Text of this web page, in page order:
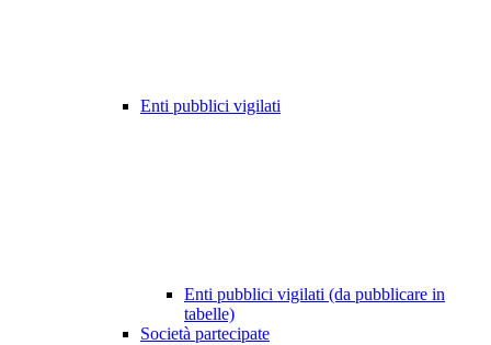
Enti pubblici vigilati
Enti pubblici vigilati (da pubblicare in
tabelle)
Società partecipate